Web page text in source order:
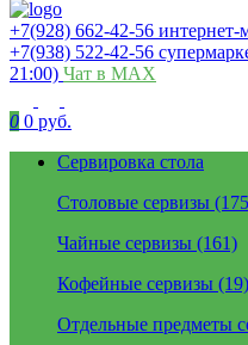
+7(928) 662-42-56 интернет-
+7(938) 522-42-56
21:00) Чат в MAX
0 0 руб.
Сервировка стола
Столовые сервизы
Чайные сервизы (161)
Кофейные сервизы (19)
Отдельные предметы